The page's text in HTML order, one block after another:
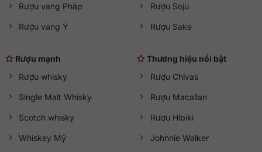
Rượu vang Pháp
Rượu vang Ý
Rượu Soju
Rượu Sake
Rượu mạnh
Rượu whisky
Single Malt Whisky
Scotch whisky
Whiskey Mỹ
Thương hiệu nổi bật
Rượu Chivas
Rượu Macallan
Rượu Hibiki
Johnnie Walker